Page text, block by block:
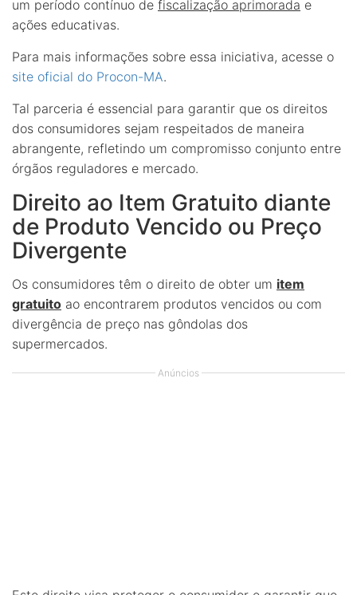
um período contínuo de fiscalização aprimorada e
ações educativas.
Para mais informações sobre essa iniciativa, acesse o
site oficial do Procon-MA.
Tal parceria é essencial para garantir que os direitos
dos consumidores sejam respeitados de maneira
abrangente, refletindo um compromisso conjunto entre
órgãos reguladores e mercado.
Direito ao Item Gratuito diante
de Produto Vencido ou Preço
Divergente
Os consumidores têm o direito de obter um item
gratuito ao encontrarem produtos vencidos ou com
divergência de preço nas gôndolas dos
supermercados.
Anúncios